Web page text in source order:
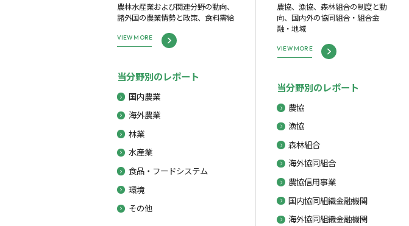
農林水産業および関連分野の動向、
諸外国の農業情勢と政策、食料需給
VIEW MORE
当分野別のレポート
国内農業
海外農業
林業
水産業
食品・フードシステム
環境
その他
農協、漁協、森林組合の制度と動
向、国内外の協同組合・組合金
融・地域
VIEW MORE
当分野別のレポート
農協
漁協
森林組合
海外協同組合
農協信用事業
国内協同組織金融機関
海外協同組織金融機関